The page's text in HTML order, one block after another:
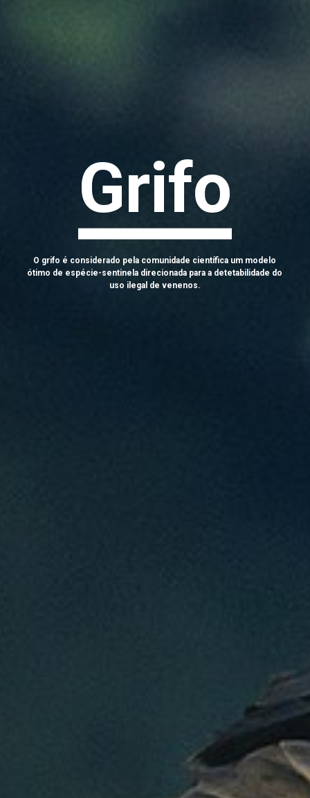
Grifo
O grifo é considerado pela comunidade científica um modelo
ótimo de espécie-sentinela direcionada para a detetabilidade do
uso ilegal de venenos.